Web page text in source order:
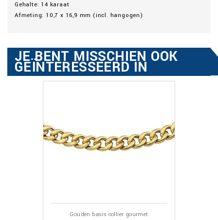
Gehalte: 14 karaat
Afmeting: 10,7 x 16,9 mm (incl. hangogen)
JE BENT MISSCHIEN OOK
GEÏNTERESSEERD IN
Gouden basis collier gourmet